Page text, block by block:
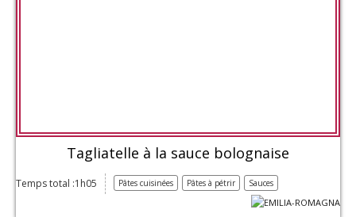
Tagliatelle à la sauce bolognaise
Temps total :1h05 Pâtes cuisinées Pâtes à pétrir Sauces